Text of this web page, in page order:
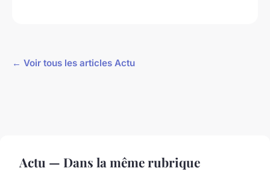
← Voir tous les articles Actu
Actu — Dans la même rubrique